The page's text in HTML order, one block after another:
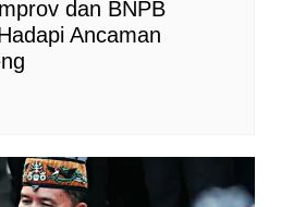
dan BNPB
Ancaman